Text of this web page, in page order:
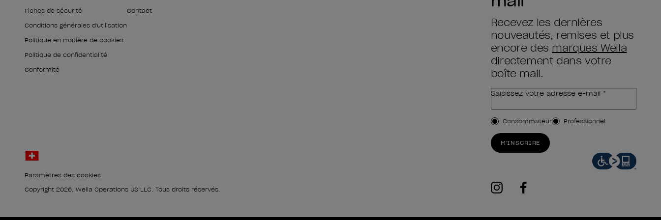
Fiches de sécurité
Conditions générales d'utilisation
Politique en matière de cookies
Politique de confidentialité
Conformité
Contact
Paramètres des cookies
Copyright 2026, Wella Operations US LLC. Tous droits réservés.
Recevez les dernières
nouveautés, remises et plus
encore des marques Wella
directement dans votre
boîte mail.
Saisissez votre adresse e-mail *
Type de client
Consommateur Professionnel
M'INSCRIRE